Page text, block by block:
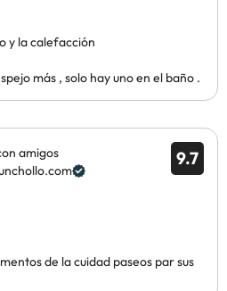
y la calefacción
más , solo hay uno en el baño .
9.7
amigos
de la cuidad paseos par sus